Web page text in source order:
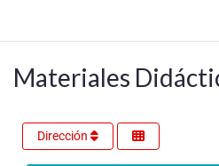
Materiales
Dirección